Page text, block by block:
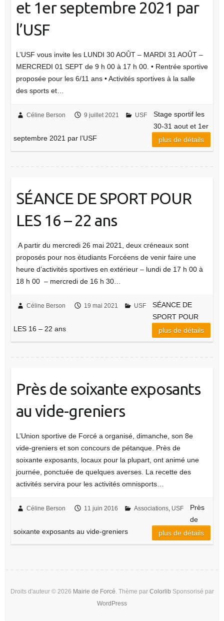
et 1er septembre 2021 par
l’USF
L’USF vous invite les LUNDI 30 AOÛT – MARDI 31 AOÛT –
MERCREDI 01 SEPT de 9 h 00 à 17 h 00. • Rentrée sportive
proposée pour les 6/11 ans • Activités sportives à la salle
des sports et…
Céline Berson 9 juillet 2021 USF
Stage sportif les
30-31 aout et 1er
septembre 2021 par l’USF
plus de détails
SÉANCE DE SPORT POUR
LES 16 – 22 ans
A partir du mercredi 26 mai 2021, deux créneaux sont
proposés pour nos étudiants Forcéens de venir faire une
heure d’activités sportives en extérieur – lundi de 17 h 00 à
18 h 00 – mercredi de 16 h 30…
Céline Berson 19 mai 2021 USF
SÉANCE DE
SPORT POUR
LES 16 – 22 ans
plus de détails
Près de soixante exposants
au vide-greniers
L’Union sportive de Forcé a organisé, dimanche, son 8e
vide-greniers et son concours de pétanque. Près de
soixante exposants, locaux pour la plupart, ont animé une
journée, ponctuée de quelques averses. La recette des
activités servira pour les activités omnisports…
Céline Berson 11 juin 2016 Associations, USF
Près
de
soixante exposants au vide-greniers
plus de détails
Droits d'auteur © 2026 Mairie de Forcé. Thème par Colorlib Sponsorisé par
WordPress